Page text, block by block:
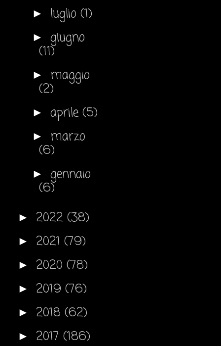
► luglio (1)
► giugno
(11)
► maggio
(2)
► aprile (5)
► marzo
(6)
► gennaio
(6)
► 2022 (38)
► 2021 (79)
► 2020 (78)
► 2019 (76)
► 2018 (62)
► 2017 (186)